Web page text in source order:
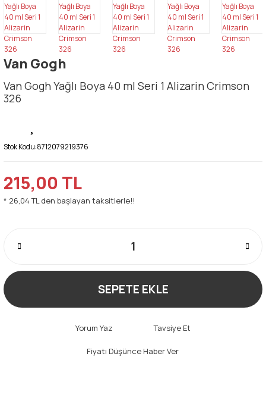
Van Gogh
Van Gogh Yağlı Boya 40 ml Seri 1 Alizarin Crimson
326
Stok Kodu:8712079219376
215,00 TL
* 26,04 TL den başlayan taksitlerle!!
SEPETE EKLE
Yorum Yaz Tavsiye Et
Fiyatı Düşünce Haber Ver